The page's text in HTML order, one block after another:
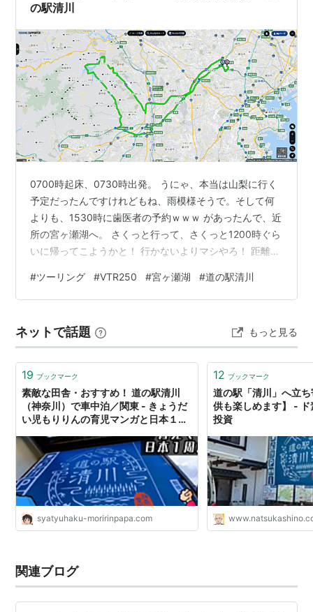
の駅清川
0700時起床、0730時出発。 うにゃ、本当は山梨に行く
予定だったんですけれどもね、雨模様そうで。そして何
よりも、1530時に歯医者の予約ｗｗｗ があったんで、近
所の宮ヶ瀬湖へ。 さくっと行って、さくっと1200時ぐら
いに帰ってこようかと！ 行かないよりマシやろ！ 距離短
週間ぶりだったんですよ、ツー自体が。 まぁ？ 先週まで
の雨降る土曜日曜？ 姫（VTR250）の機嫌を損ねないよ
10分ぐらい？ それなのに、家のガレージを出て、30ｍ進
んだ交差点で止まったら、エンジンストールｗｗ…
#ツーリング #VTR250 #宮ヶ瀬湖 #道の駅清川
ネットで話題 もっと見る
19 ブックマーク
素敵な田舎・おすすめ！ 道の駅清川
（神奈川）で車中泊／関東 - きょうだ
い児もりりんの育児マンガと日本１周
syatyuhaku-moririnpapa.com
12 ブックマーク
道の駅「清川」へ立
供も楽しめます】 -
投資
関連ブログ